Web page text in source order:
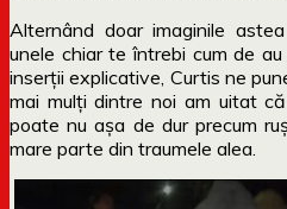
Alternând doar imaginile
unele chiar te întrebi cum de
inserții explicative, Curtis ne
mai mulți dintre noi am uitat
poate nu așa de dur precum
mare parte din traumele alea.